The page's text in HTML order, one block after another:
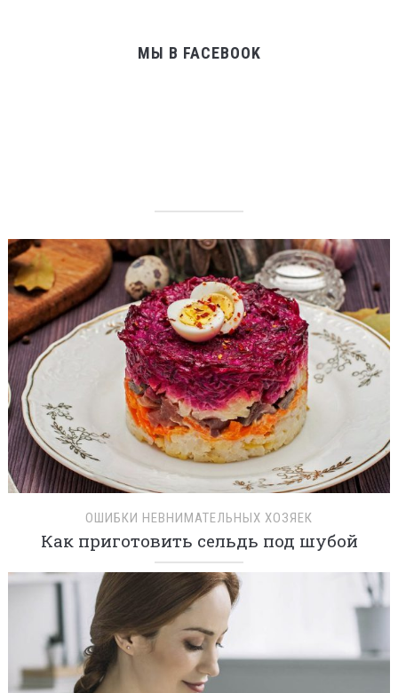
МЫ В FACEBOOK
ОШИБКИ НЕВНИМАТЕЛЬНЫХ ХОЗЯЕК
Как приготовить сельдь под шубой